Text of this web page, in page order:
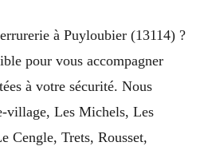
à Puyloubier (13114) ?
pour vous accompagner
à votre sécurité. Nous
village, Les Michels, Les
Cengle, Trets, Rousset,